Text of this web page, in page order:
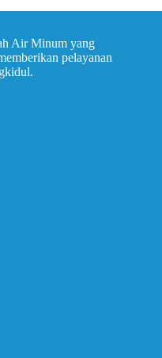
Air Minum yang
pelayanan